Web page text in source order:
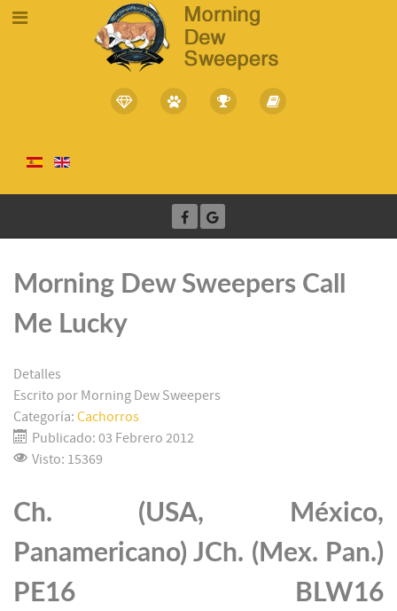
Morning Dew Sweepers Call
Me Lucky
Detalles
Escrito por Morning Dew Sweepers
Categoría: Cachorros
Publicado: 03 Febrero 2012
Visto: 15369
Ch. (USA, México,
Panamericano) JCh. (Mex. Pan.)
PE16 BLW16